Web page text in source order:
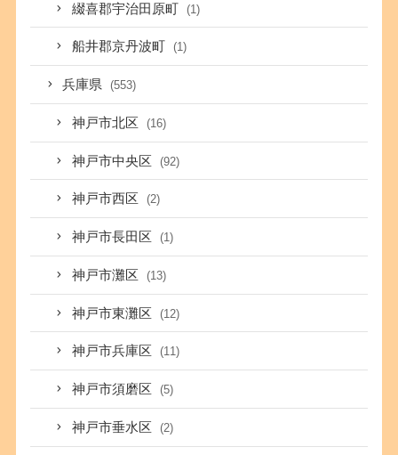
綴喜郡宇治田原町 (1)
船井郡京丹波町 (1)
兵庫県 (553)
神戸市北区 (16)
神戸市中央区 (92)
神戸市西区 (2)
神戸市長田区 (1)
神戸市灘区 (13)
神戸市東灘区 (12)
神戸市兵庫区 (11)
神戸市須磨区 (5)
神戸市垂水区 (2)